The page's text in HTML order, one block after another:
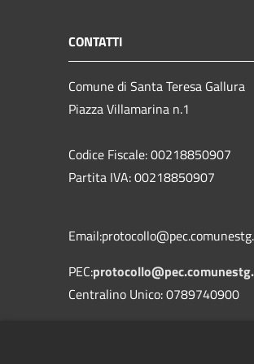
CONTATTI
Comune di Santa Teresa Gallura
Piazza Villamarina n.1
Codice Fiscale: 00218850907
Partita IVA: 00218850907
PEC:
Centralino Unico: 0789740900